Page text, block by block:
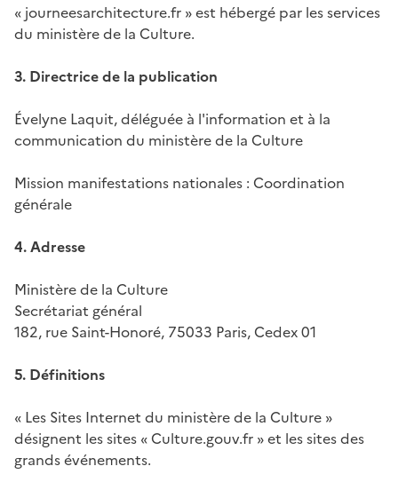
« journeesarchitecture.fr » est hébergé par les services
du ministère de la Culture.
3. Directrice de la publication
Évelyne Laquit, déléguée à l'information et à la
communication du ministère de la Culture
Mission manifestations nationales : Coordination
générale
4. Adresse
Ministère de la Culture
Secrétariat général
182, rue Saint-Honoré, 75033 Paris, Cedex 01
5. Définitions
« Les Sites Internet du ministère de la Culture »
désignent les sites « Culture.gouv.fr » et les sites des
grands événements.